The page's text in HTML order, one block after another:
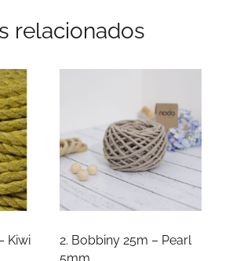
relacionados
Kiwi
2. Bobbiny 25m – Pearl